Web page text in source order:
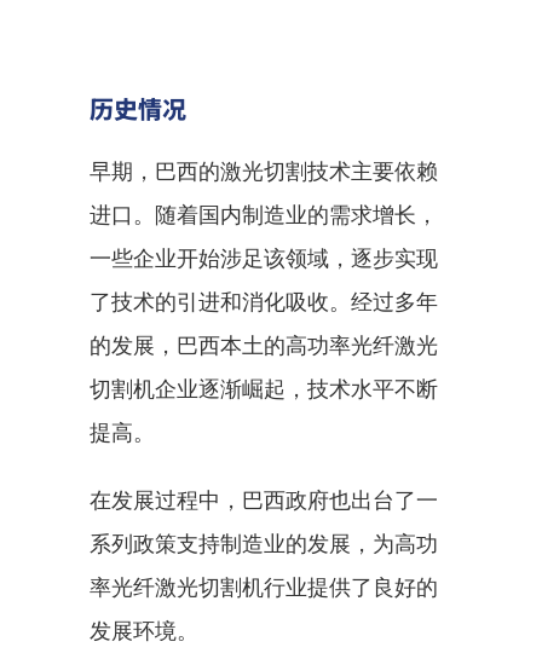
历史情况
早期，巴西的激光切割技术主要依赖
进口。随着国内制造业的需求增长，
一些企业开始涉足该领域，逐步实现
了技术的引进和消化吸收。经过多年
的发展，巴西本土的高功率光纤激光
切割机企业逐渐崛起，技术水平不断
提高。
在发展过程中，巴西政府也出台了一
系列政策支持制造业的发展，为高功
率光纤激光切割机行业提供了良好的
发展环境。